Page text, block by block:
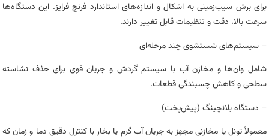
برای برش سیب‌زمینی به اشکال و اندازه‌های استاندارد فرنچ فرایز. این دستگاه‌ها
سرعت بالا، دقت و تنظیمات قابل تغییر دارند.
– سیستم‌های شستشوی چند مرحله‌ای
شامل وان‌ها و مخازن آب با سیستم گردش و جریان قوی برای حذف نشاسته
سطحی و کاهش چسبندگی قطعات.
– دستگاه بلانچینگ (پیش‌پخت)
معمولاً تونل یا مخازنی مجهز به جریان آب گرم یا بخار با کنترل دقیق دما و زمان که